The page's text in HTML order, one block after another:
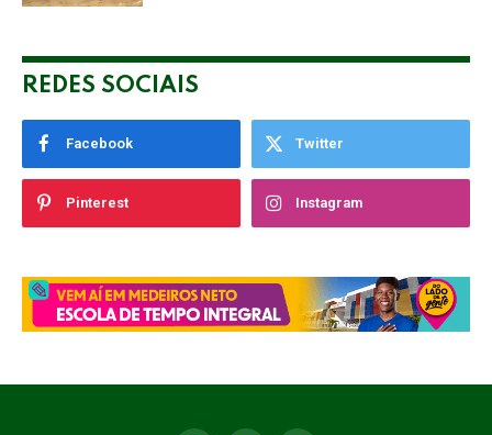
REDES SOCIAIS
Facebook Twitter
Pinterest Instagram